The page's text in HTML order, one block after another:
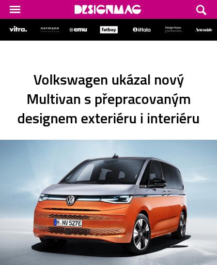
Volkswagen ukázal nový
Multivan s přepracovaným
designem exteriéru i interiéru